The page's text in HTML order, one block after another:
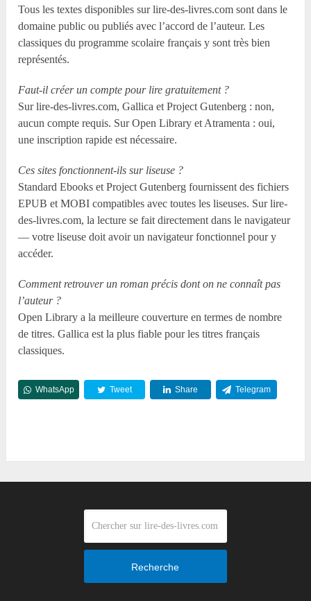
Tous les textes disponibles sur lire-des-livres.com sont dans le
domaine public ou publiés avec l’accord de l’auteur. Les
classiques du programme scolaire français y sont très bien
représentés.
Faut-il créer un compte pour lire gratuitement ?
Sur lire-des-livres.com, Gallica et Project Gutenberg : non,
aucun compte requis. Sur Open Library et Atramenta : oui,
une inscription rapide est nécessaire.
Ces sites fonctionnent-ils sur liseuse ?
Standard Ebooks et Project Gutenberg fournissent des fichiers
EPUB et MOBI compatibles avec toutes les liseuses. Sur lire-
des-livres.com, la lecture se fait directement dans le navigateur
— votre liseuse doit avoir un navigateur fonctionnel pour y
accéder.
Comment retrouver un roman précis dont on ne connaît pas
l’auteur ?
Open Library a la meilleure couverture en termes de nombre
de titres. Gallica est la plus fiable pour les titres français
classiques.
WhatsApp Tweet Share Telegram
Recherche